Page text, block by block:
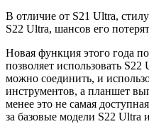
В отличие от S21 Ultra,
S22 Ultra, шансов его
Новая функция этого года
позволяет использовать S22
можно соединить, и
инструментов, а планшет
менее это не самая
за базовые модели S22 Ultra